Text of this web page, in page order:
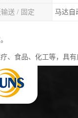
送 / 固定 马达自
、食品、化工等，具有